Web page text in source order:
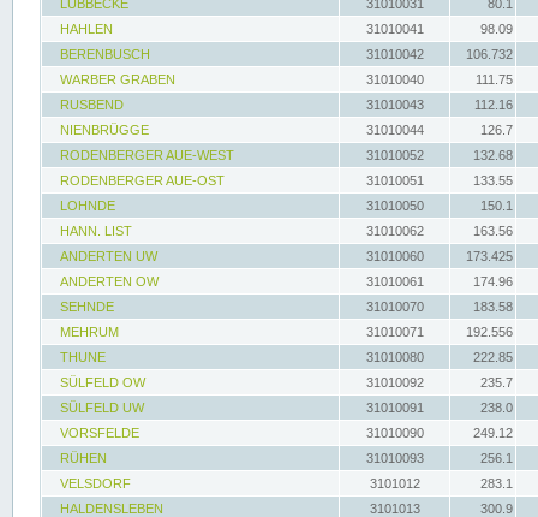
LÜBBECKE
31010031
80.1
HAHLEN
31010041
98.09
BERENBUSCH
31010042
106.732
WARBER GRABEN
31010040
111.75
RUSBEND
31010043
112.16
NIENBRÜGGE
31010044
126.7
RODENBERGER AUE-WEST
31010052
132.68
RODENBERGER AUE-OST
31010051
133.55
LOHNDE
31010050
150.1
HANN. LIST
31010062
163.56
ANDERTEN UW
31010060
173.425
ANDERTEN OW
31010061
174.96
SEHNDE
31010070
183.58
MEHRUM
31010071
192.556
THUNE
31010080
222.85
SÜLFELD OW
31010092
235.7
SÜLFELD UW
31010091
238.0
VORSFELDE
31010090
249.12
RÜHEN
31010093
256.1
VELSDORF
3101012
283.1
HALDENSLEBEN
3101013
300.9